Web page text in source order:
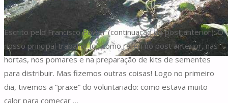
1
Escrito pelo Francisco Power (continuação do post anterior): O
nosso principal trabalho foi, como referi no post anterior, nas
hortas, nos pomares e na preparação de kits de sementes
para distribuir. Mas fizemos outras coisas! Logo no primeiro
dia, tivemos a “praxe” do voluntariado: como estava muito
calor para começar …